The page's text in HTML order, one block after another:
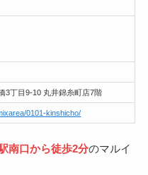
3丁目9-10 丸井錦糸町店7階
0101-kinshicho/
南口から徒歩2分のマルイ